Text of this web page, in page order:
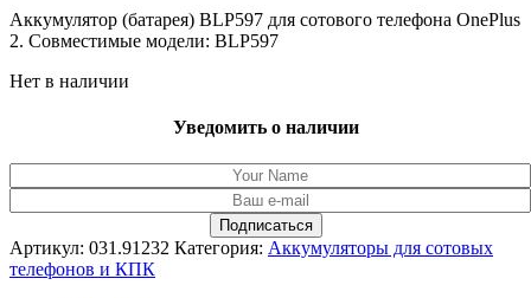
составляла
3,468.00₽.
3,179.00₽.
Аккумулятор (батарея) BLP597 для сотового телефона OnePlus
2. Совместимые модели: BLP597
Нет в наличии
Уведомить о наличии
Артикул: 031.91232 Категория: Аккумуляторы для сотовых
телефонов и КПК